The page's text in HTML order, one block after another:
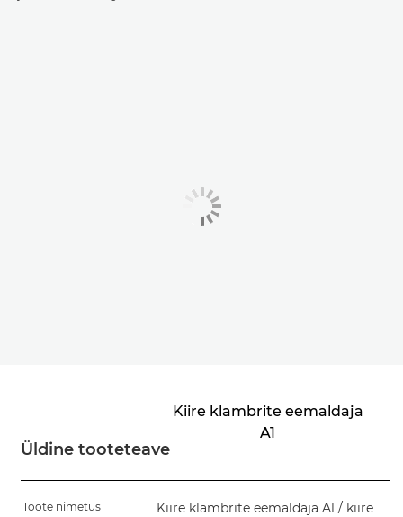
Üldine tooteteave
Kiire klambrite eemaldaja
A1
Toote nimetus
Kiire klambrite eemaldaja A1 / kiire